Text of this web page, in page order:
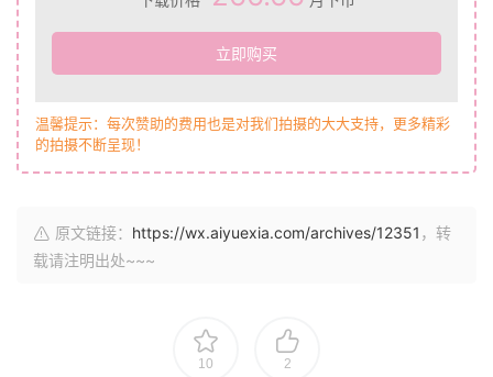
立即购买
温馨提示：每次赞助的费用也是对我们拍摄的大大支持，更多精彩
的拍摄不断呈现！
原文链接： https://wx.aiyuexia.com/archives/12351 ，转
载请注明出处~~~
10 2